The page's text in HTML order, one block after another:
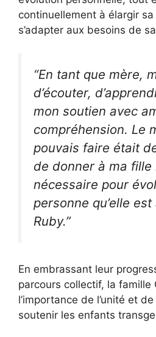
continuellement à élargir
s’adapter aux besoins de
“En tant que mère,
d’écouter,
mon soutien avec
compréhension. Le
pouvais faire était
de donner à ma fille
nécessaire pour
personne qu’elle est
Ruby.”
En embrassant leur
parcours collectif, la famille
l’importance de l’unité et
soutenir les enfants